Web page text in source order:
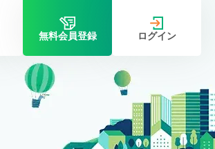
無料会員登録 ログイン